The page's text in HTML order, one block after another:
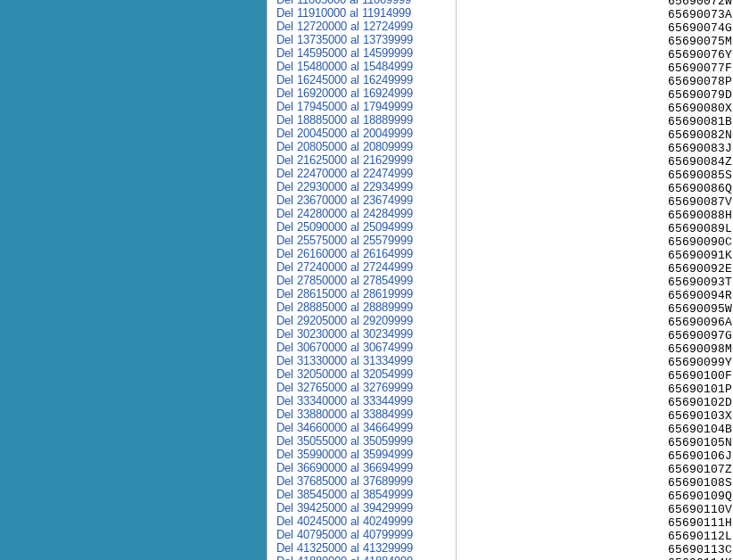
65690073A
65690074G
65690075M
65690076Y
65690077F
65690078P
65690079D
65690080X
65690081B
65690082N
65690083J
65690084Z
65690085S
65690086Q
65690087V
65690088H
65690089L
65690090C
65690091K
65690092E
65690093T
65690094R
65690095W
65690096A
65690097G
65690098M
65690099Y
65690100F
65690101P
65690102D
65690103X
65690104B
65690105N
65690106J
65690107Z
65690108S
65690109Q
65690110V
65690111H
65690112L
65690113C
Del 11910000 al 11914999
Del 12720000 al 12724999
Del 13735000 al 13739999
Del 14595000 al 14599999
Del 15480000 al 15484999
Del 16245000 al 16249999
Del 16920000 al 16924999
Del 17945000 al 17949999
Del 18885000 al 18889999
Del 20045000 al 20049999
Del 20805000 al 20809999
Del 21625000 al 21629999
Del 22470000 al 22474999
Del 22930000 al 22934999
Del 23670000 al 23674999
Del 24280000 al 24284999
Del 25090000 al 25094999
Del 25575000 al 25579999
Del 26160000 al 26164999
Del 27240000 al 27244999
Del 27850000 al 27854999
Del 28615000 al 28619999
Del 28885000 al 28889999
Del 29205000 al 29209999
Del 30230000 al 30234999
Del 30670000 al 30674999
Del 31330000 al 31334999
Del 32050000 al 32054999
Del 32765000 al 32769999
Del 33340000 al 33344999
Del 33880000 al 33884999
Del 34660000 al 34664999
Del 35055000 al 35059999
Del 35990000 al 35994999
Del 36690000 al 36694999
Del 37685000 al 37689999
Del 38545000 al 38549999
Del 39425000 al 39429999
Del 40245000 al 40249999
Del 40795000 al 40799999
Del 41325000 al 41329999